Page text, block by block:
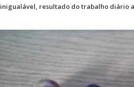
inigualável, resultado do trabalho diário